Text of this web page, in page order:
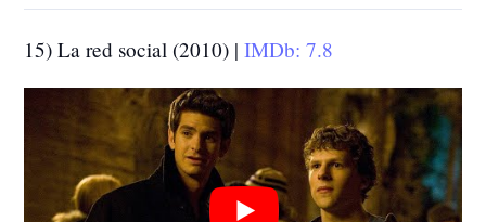
15) La red social (2010) |IMDb: 7.8